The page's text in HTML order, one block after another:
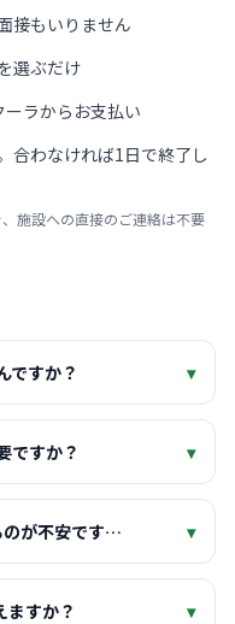
接もいりません
選ぶだけ
ラからお支払い
合わなければ1日で終了し
施設への直接のご連絡は不要
ですか？ ▾
ですか？ ▾
のが不安です… ▾
ますか？ ▾